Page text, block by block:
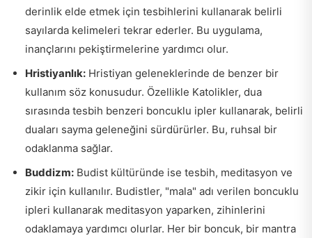
derinlik elde etmek için tesbihlerini kullanarak belirli
sayılarda kelimeleri tekrar ederler. Bu uygulama,
inançlarını pekiştirmelerine yardımcı olur.
Hristiyanlık: Hristiyan geleneklerinde de benzer bir
kullanım söz konusudur. Özellikle Katolikler, dua
sırasında tesbih benzeri boncuklu ipler kullanarak, belirli
duaları sayma geleneğini sürdürürler. Bu, ruhsal bir
odaklanma sağlar.
Buddizm: Budist kültüründe ise tesbih, meditasyon ve
zikir için kullanılır. Budistler, "mala" adı verilen boncuklu
ipleri kullanarak meditasyon yaparken, zihinlerini
odaklamaya yardımcı olurlar. Her bir boncuk, bir mantra